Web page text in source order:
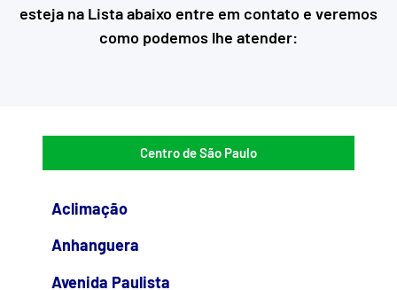
esteja na Lista abaixo entre em contato e veremos
como podemos lhe atender:
Centro de São Paulo
Aclimação
Anhanguera
Avenida Paulista